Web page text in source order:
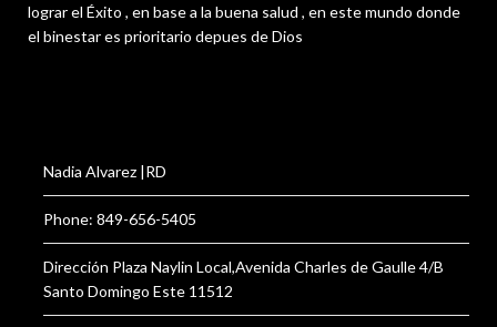
lograr el Éxito , en base a la buena salud , en este mundo donde
el binestar es prioritario depues de Dios
Nadia Alvarez |RD
Phone: 849-656-5405
Dirección Plaza Naylin Local,Avenida Charles de Gaulle 4/B
Santo Domingo Este 11512